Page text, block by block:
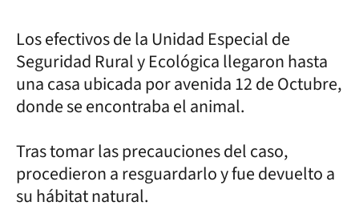
Los efectivos de la Unidad Especial de
Seguridad Rural y Ecológica llegaron hasta
una casa ubicada por avenida 12 de Octubre,
donde se encontraba el animal.
Tras tomar las precauciones del caso,
procedieron a resguardarlo y fue devuelto a
su hábitat natural.